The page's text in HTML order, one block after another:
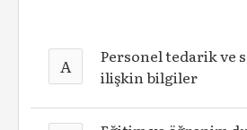
A
Personel tedarik ve
ilişkin bilgiler